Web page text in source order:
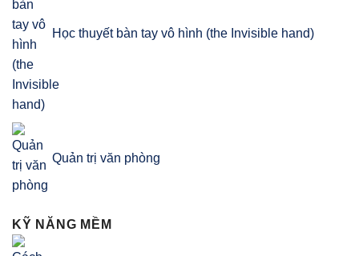
Học thuyết bàn tay vô hình (the Invisible hand)
Quản trị văn phòng
KỸ NĂNG MỀM